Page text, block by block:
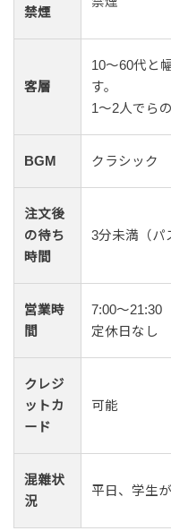
禁煙
客層
10〜60代と
す。
1〜2人でら
BGM クラシック
注文後
の待ち
時間
3分未満（パ
営業時
間
7:00～21:30
定休日なし
クレジ
ットカ
ード
可能
混雜状
況
平日、学生